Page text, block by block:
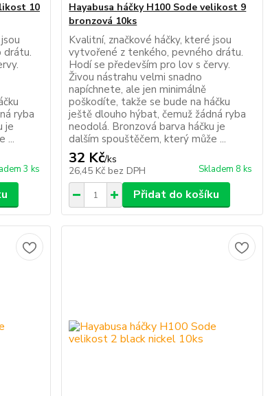
10
drátu.
ryba
je
...
3 ks
Hayabusa háčky H100 Sode velikost 9
bronzová 10ks
Kvalitní, značkové háčky, které jsou
vytvořené z tenkého, pevného drátu.
Hodí se především pro lov s červy.
Živou nástrahu velmi snadno
napíchnete, ale jen minimálně
poškodíte, takže se bude na háčku
ještě dlouho hýbat, čemuž žádná ryba
neodolá. Bronzová barva háčku je
dalším spouštěčem, který může ...
32 Kč/ks
26,45 Kč bez DPH Skladem 8 ks
Přidat do košíku